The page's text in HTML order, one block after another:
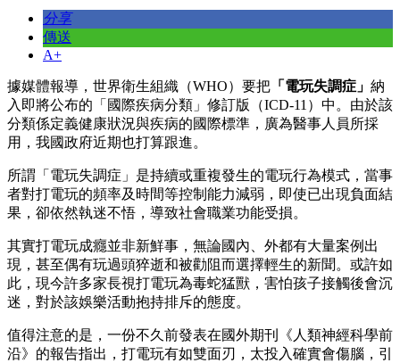
分享
傳送
A+
據媒體報導，世界衛生組織（WHO）要把 「電玩失調症」 納
入即將公布的「國際疾病分類」修訂版（ICD-11）中。由於該
分類係定義健康狀況與疾病的國際標準，廣為醫事人員所採
用，我國政府近期也打算跟進。
所謂「電玩失調症」是持續或重複發生的電玩行為模式，當事
者對打電玩的頻率及時間等控制能力減弱，即使已出現負面結
果，卻依然執迷不悟，導致社會職業功能受損。
其實打電玩成癮並非新鮮事，無論國內、外都有大量案例出
現，甚至偶有玩過頭猝逝和被勸阻而選擇輕生的新聞。或許如
此，現今許多家長視打電玩為毒蛇猛獸，害怕孩子接觸後會沉
迷，對於該娛樂活動抱持排斥的態度。
值得注意的是，一份不久前發表在國外期刊《人類神經科學前
沿》的報告指出，打電玩有如雙面刃，太投入確實會傷腦，引